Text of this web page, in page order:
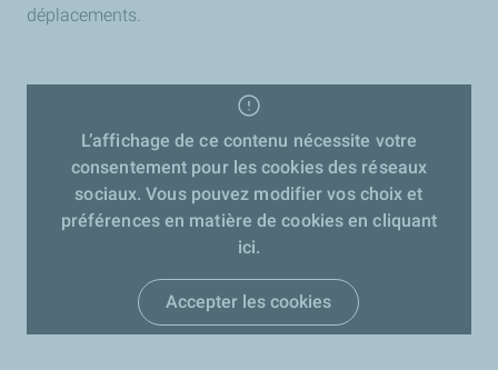
déplacements.
L’affichage de ce contenu nécessite votre
consentement pour les cookies des réseaux
sociaux. Vous pouvez modifier vos choix et
préférences en matière de cookies en cliquant
ici.
Accepter les cookies